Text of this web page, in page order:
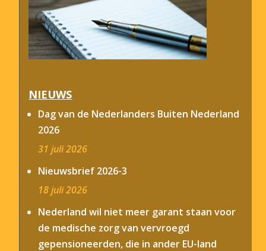
NIEUWS
Dag van de Nederlanders Buiten Nederland
2026
31 juli 2026
Nieuwsbrief 2026-3
18 juli 2026
Nederland wil niet meer garant staan voor
de medische zorg van vervroegd
gepensioneerden, die in ander EU-land